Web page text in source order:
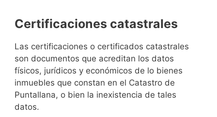
Certificaciones catastrales
Las certificaciones o certificados catastrales
son documentos que acreditan los datos
físicos, jurídicos y económicos de lo bienes
inmuebles que constan en el Catastro de
Puntallana, o bien la inexistencia de tales
datos.